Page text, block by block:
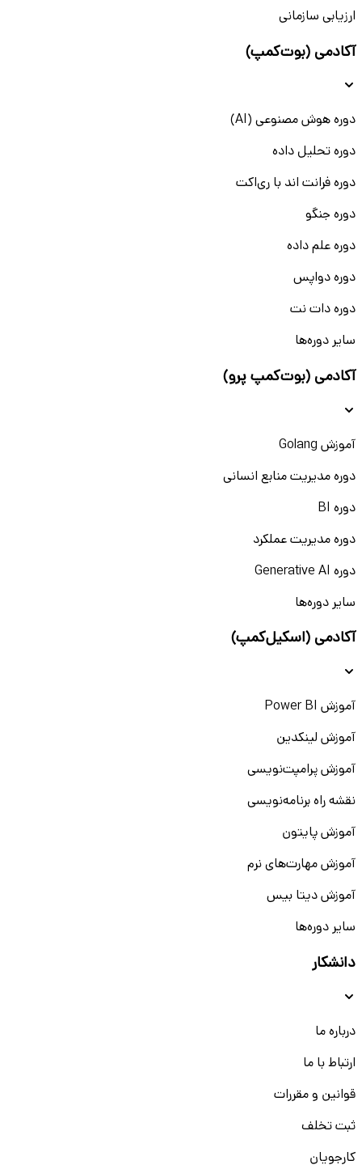
ارزیابی سازمانی
آکادمی (بوت‌کمپ)
دوره هوش مصنوعی (AI)
دوره تحلیل داده
دوره فرانت اند با ری‌اکت
دوره جنگو
دوره علم داده
دوره دواپس
دوره دات نت
سایر دوره‌ها
آکادمی (بوت‌کمپ پرو)
آموزش Golang
دوره مدیریت منابع انسانی
دوره BI
دوره مدیریت عملکرد
دوره Generative AI
سایر دوره‌ها
آکادمی (اسکیل‌کمپ)
آموزش Power BI
آموزش لینکدین
آموزش پرامپت‌نویسی
نقشه راه برنامه‌نویسی
آموزش پایتون
آموزش مهارت‌های نرم
آموزش دیتا بیس
سایر دوره‌ها
دانشکار
درباره ما
ارتباط با ما
قوانین و مقررات
ثبت تخلف
کارجویان